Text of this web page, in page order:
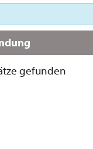
gefunden